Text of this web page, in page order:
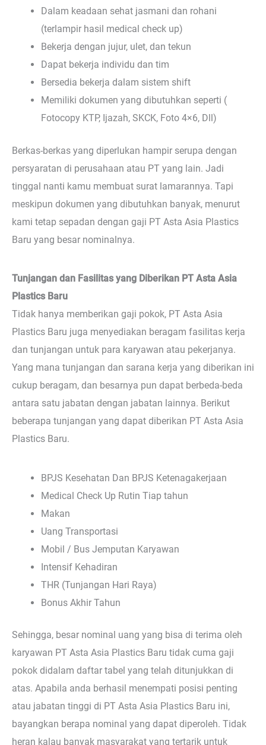
Dalam keadaan sehat jasmani dan rohani
(terlampir hasil medical check up)
Bekerja dengan jujur, ulet, dan tekun
Dapat bekerja individu dan tim
Bersedia bekerja dalam sistem shift
Memiliki dokumen yang dibutuhkan seperti (
Fotocopy KTP, Ijazah, SKCK, Foto 4×6, Dll)
Berkas-berkas yang diperlukan hampir serupa dengan
persyaratan di perusahaan atau PT yang lain. Jadi
tinggal nanti kamu membuat surat lamarannya. Tapi
meskipun dokumen yang dibutuhkan banyak, menurut
kami tetap sepadan dengan gaji PT Asta Asia Plastics
Baru yang besar nominalnya.
Tunjangan dan Fasilitas yang Diberikan PT Asta Asia
Plastics Baru
Tidak hanya memberikan gaji pokok, PT Asta Asia
Plastics Baru juga menyediakan beragam fasilitas kerja
dan tunjangan untuk para karyawan atau pekerjanya.
Yang mana tunjangan dan sarana kerja yang diberikan ini
cukup beragam, dan besarnya pun dapat berbeda-beda
antara satu jabatan dengan jabatan lainnya. Berikut
beberapa tunjangan yang dapat diberikan PT Asta Asia
Plastics Baru.
BPJS Kesehatan Dan BPJS Ketenagakerjaan
Medical Check Up Rutin Tiap tahun
Makan
Uang Transportasi
Mobil / Bus Jemputan Karyawan
Intensif Kehadiran
THR (Tunjangan Hari Raya)
Bonus Akhir Tahun
Sehingga, besar nominal uang yang bisa di terima oleh
karyawan PT Asta Asia Plastics Baru tidak cuma gaji
pokok didalam daftar tabel yang telah ditunjukkan di
atas. Apabila anda berhasil menempati posisi penting
atau jabatan tinggi di PT Asta Asia Plastics Baru ini,
bayangkan berapa nominal yang dapat diperoleh. Tidak
heran kalau banyak masyarakat yang tertarik untuk